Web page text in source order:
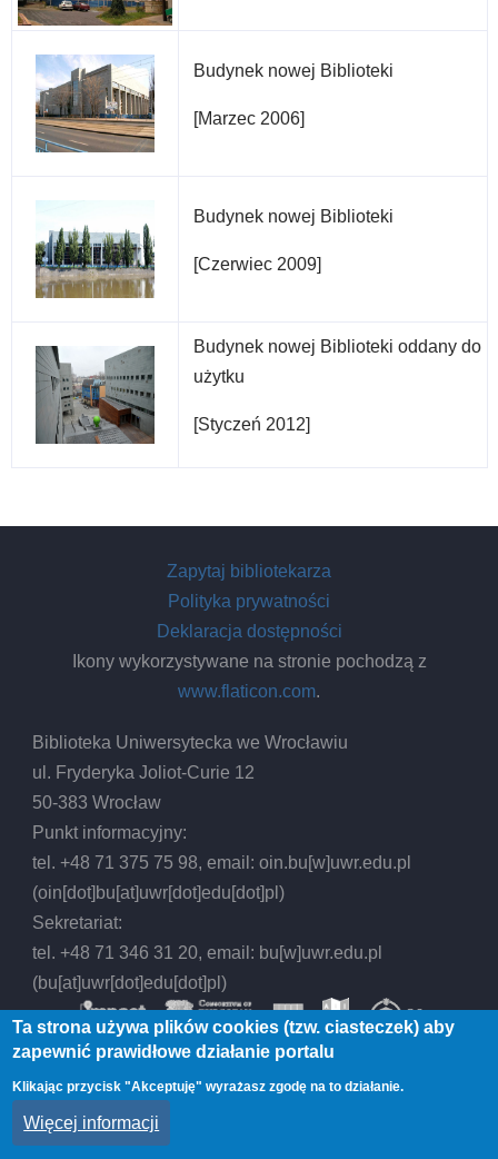
Budynek nowej Biblioteki
[Marzec 2006]
Budynek nowej Biblioteki
[Czerwiec 2009]
Budynek nowej Biblioteki oddany do
użytku
[Styczeń 2012]
Zapytaj bibliotekarza
Polityka prywatności
Deklaracja dostępności
Ikony wykorzystywane na stronie pochodzą z
www.flaticon.com.
Biblioteka Uniwersytecka we Wrocławiu
ul. Fryderyka Joliot-Curie 12
50-383 Wrocław
Punkt informacyjny:
tel. +48 71 375 75 98, email:oin.bu[w]uwr.edu.pl
(oin[dot]bu[at]uwr[dot]edu[dot]pl)
Sekretariat:
tel. +48 71 346 31 20, email: bu[w]uwr.edu.pl
(bu[at]uwr[dot]edu[dot]pl)
© 2026 Biblioteka Uniwersytecka we Wrocławiu,
All rights reserved.
Ta strona używa plików cookies (tzw. ciasteczek) aby
zapewnić prawidłowe działanie portalu
Klikając przycisk "Akceptuję" wyrażasz zgodę na to działanie.
Więcej informacji